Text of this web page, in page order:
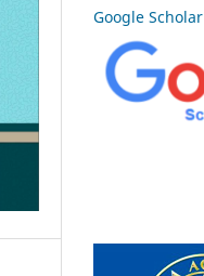
Google Scholar